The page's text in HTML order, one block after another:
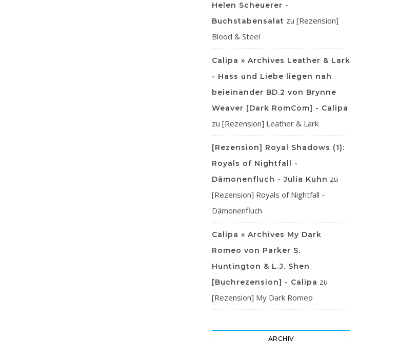
Helen Scheuerer -
Buchstabensalat zu [Rezension]
Blood & Steel
Calipa » Archives Leather & Lark
- Hass und Liebe liegen nah
beieinander BD.2 von Brynne
Weaver [Dark RomCom] - Calipa
zu [Rezension] Leather & Lark
[Rezension] Royal Shadows (1):
Royals of Nightfall -
Dämonenfluch - Julia Kuhn zu
[Rezension] Royals of Nightfall –
Dämonenfluch
Calipa » Archives My Dark
Romeo von Parker S.
Huntington & L.J. Shen
[Buchrezension] - Calipa zu
[Rezension] My Dark Romeo
ARCHIV